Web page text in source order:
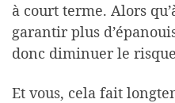
à court terme. Alors
garantir plus
donc diminuer le
Et vous, cela fait